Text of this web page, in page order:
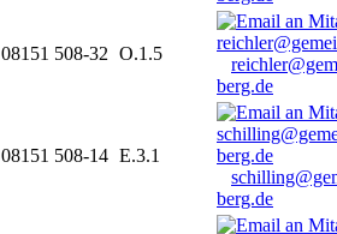
08151 508-32 O.1.5
berg.de
08151 508-14 E.3.1
berg.de